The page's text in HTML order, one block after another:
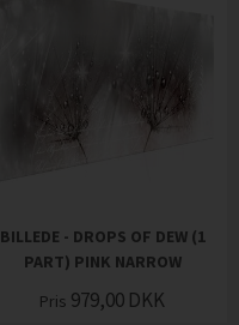
BILLEDE - DROPS OF DEW (1
PART) PINK NARROW
Pris 979,00 DKK